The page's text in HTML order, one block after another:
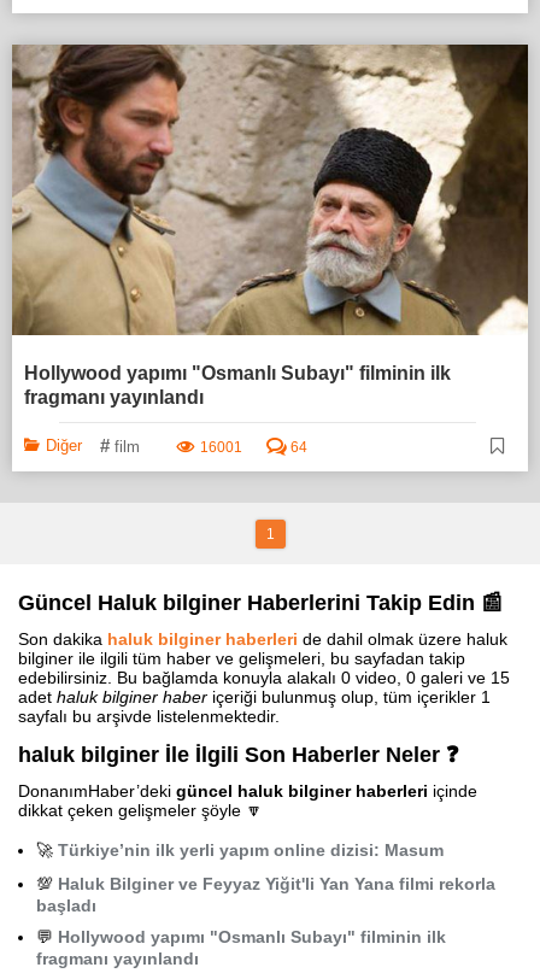
Hollywood yapımı "Osmanlı Subayı" filminin ilk
fragmanı yayınlandı
Diğer # film 16001 64
1
Güncel Haluk bilginer Haberlerini Takip Edin 📰
Son dakika haluk bilginer haberleri de dahil olmak üzere haluk
bilginer ile ilgili tüm haber ve gelişmeleri, bu sayfadan takip
edebilirsiniz. Bu bağlamda konuyla alakalı 0 video, 0 galeri ve 15
adet haluk bilginer haber içeriği bulunmuş olup, tüm içerikler 1
sayfalı bu arşivde listelenmektedir.
haluk bilginer İle İlgili Son Haberler Neler ❓
DonanımHaber’deki güncel haluk bilginer haberleri içinde
dikkat çeken gelişmeler şöyle 🔽
🚀 Türkiye’nin ilk yerli yapım online dizisi: Masum
💯 Haluk Bilginer ve Feyyaz Yiğit'li Yan Yana filmi rekorla
başladı
💬 Hollywood yapımı "Osmanlı Subayı" filminin ilk
fragmanı yayınlandı